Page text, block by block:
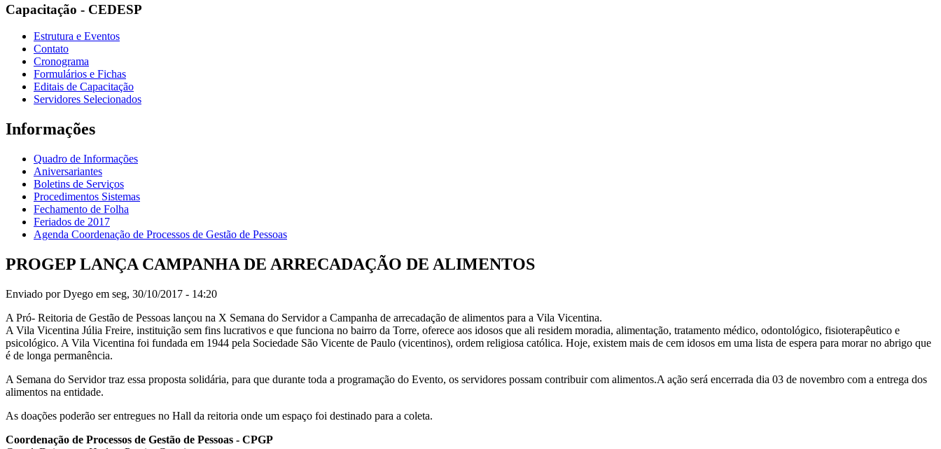
Capacitação - CEDESP
Estrutura e Eventos
Contato
Cronograma
Formulários e Fichas
Editais de Capacitação
Servidores Selecionados
Informações
Quadro de Informações
Aniversariantes
Boletins de Serviços
Procedimentos Sistemas
Fechamento de Folha
Feriados de 2017
Agenda Coordenação de Processos de Gestão de Pessoas
PROGEP LANÇA CAMPANHA DE ARRECADAÇÃO DE ALIMENTOS
Enviado porDyego em seg, 30/10/2017 - 14:20
A Pró- Reitoria de Gestão de Pessoas lançou na X Semana do Servidor a Campanha de arrecadação de alimentos para a Vila Vicentina.
A Vila Vicentina Júlia Freire, instituição sem fins lucrativos e que funciona no bairro da Torre, oferece aos idosos que ali residem moradia, alimentação, tratamento médico, odontológico, fisioterapêutico e
psicológico. A Vila Vicentina foi fundada em 1944 pela Sociedade São Vicente de Paulo (vicentinos), ordem religiosa católica. Hoje, existem mais de cem idosos em uma lista de espera para morar no abrigo que
é de longa permanência.
A Semana do Servidor traz essa proposta solidária, para que durante toda a programação do Evento, os servidores possam contribuir com alimentos.A ação será encerrada dia 03 de novembro com a entrega dos
alimentos na entidade.
As doações poderão ser entregues no Hall da reitoria onde um espaço foi destinado para a coleta.
Coordenação de Processos de Gestão de Pessoas - CPGP